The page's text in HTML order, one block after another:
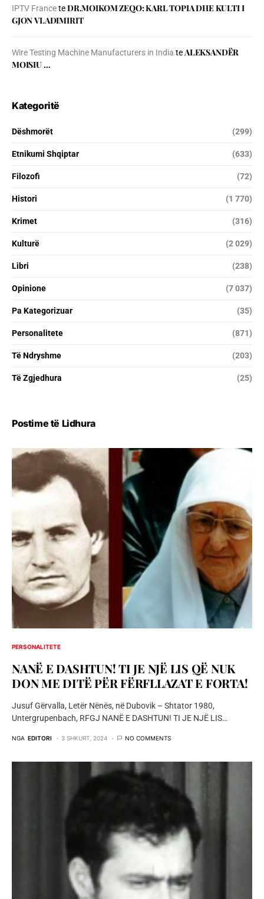
IPTV FranceteDR.MOIKOM ZEQO: KARL TOPIA DHE KULTI I
GJON VLADIMIRIT
Wire Testing Machine Manufacturers in India teALEKSANDËR
MOISIU …
Kategoritë
Dëshmorët (299)
Etnikumi Shqiptar (633)
Filozofi (72)
Histori (1 770)
Krimet (316)
Kulturë (2 029)
Libri (238)
Opinione (7 037)
Pa Kategorizuar (35)
Personalitete (871)
Të Ndryshme (203)
Të Zgjedhura (25)
Postime të Lidhura
PERSONALITETE
NANË E DASHTUN! TI JE NJË LIS QË NUK
DON ME DITË PËR FËRFLLAZAT E FORTA!
Jusuf Gërvalla, Letër Nënës, në Dubovik – Shtator 1980,
Untergrupenbach, RFGJ NANË E DASHTUN! TI JE NJË LIS…
NGA EDITORI 3 SHKURT, 2024 NO COMMENTS